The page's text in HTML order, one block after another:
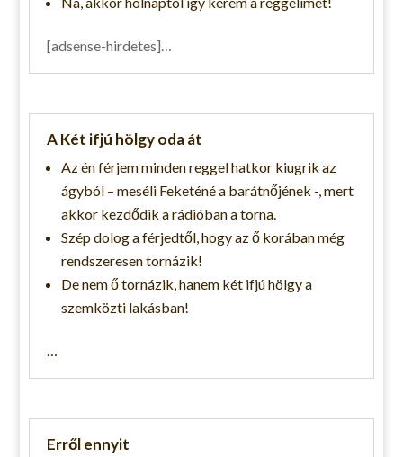
[adsense-hirdetes]…
A Két ifjú hölgy oda át
Az én férjem minden reggel hatkor kiugrik az
ágyból – meséli Feketéné a barátnőjének -, mert
akkor kezdődik a rádióban a torna.
Szép dolog a férjedtől, hogy az ő korában még
rendszeresen tornázik!
De nem ő tornázik, hanem két ifjú hölgy a
szemközti lakásban!
Erről ennyit